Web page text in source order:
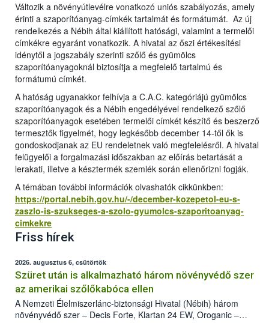
Változik a növényútlevélre vonatkozó uniós szabályozás, amely
érinti a szaporítóanyag-címkék tartalmát és formátumát. Az új
rendelkezés a Nébih által kiállított hatósági, valamint a termelői
címkékre egyaránt vonatkozik. A hivatal az őszi értékesítési
idénytől a jogszabály szerinti szőlő és gyümölcs
szaporítóanyagoknál biztosítja a megfelelő tartalmú és
formátumú címkét.
A hatóság ugyanakkor felhívja a C.A.C. kategóriájú gyümölcs
szaporítóanyagok és a Nébih engedélyével rendelkező szőlő
szaporítóanyagok esetében termelői címkét készítő és beszerző
termesztők figyelmét, hogy legkésőbb december 14-től ők is
gondoskodjanak az EU rendeletnek való megfelelésről. A hivatal
felügyelői a forgalmazási időszakban az előírás betartását a
lerakati, illetve a késztermék szemlék során ellenőrizni fogják.
A témában további információk olvashatók cikkünkben:
https://portal.nebih.gov.hu/-/december-kozepetol-eu-s-
zaszlo-is-szukseges-a-szolo-gyumolcs-szaporitoanyag-
cimkekre
Friss hírek
2026. augusztus 6, csütörtök
Szüret után is alkalmazható három növényvédő szer
az amerikai szőlőkabóca ellen
A Nemzeti Élelmiszerlánc-biztonsági Hivatal (Nébih) három
növényvédő szer – Decis Forte, Klartan 24 EW, Oroganic –